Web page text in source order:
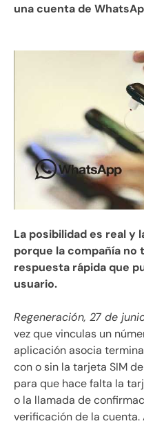
una cuenta de
La posibilidad es real y
porque la compañía
respuesta rápida que
usuario.
Regeneración, 27 de
vez que vinculas un
aplicación asocia
con o sin la tarjeta SIM
para que hace falta la
o la llamada de
verificación de la